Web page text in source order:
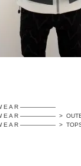
A R ――――――
A R ―――――― >
A R ―――――― >